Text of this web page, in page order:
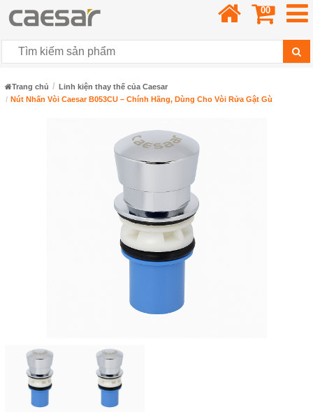
00
Trang chủ
Linh kiện thay thế của Caesar
Nút Nhấn Vòi Caesar B053CU – Chính Hãng, Dùng Cho Vòi Rửa Gật Gù